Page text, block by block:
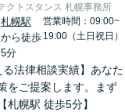
クトスタンス 札幌事務所
札幌駅
から徒歩
5分
営業時間：09:00~
19:00（土日祝日）
る法律相談実績】あなた
をご提案します。まず
札幌駅 徒歩5分】